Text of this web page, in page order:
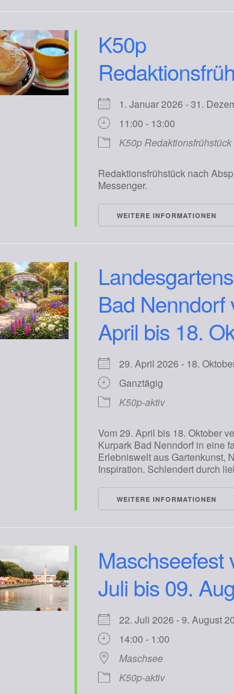
K50p
1. Januar 2026 - 31.
11:00 - 13:00
K50p Redaktionsfrühstück
Redaktionsfrühstück nach
Messenger.
WEITERE INFORMATIONEN
Bad Nenndorf
April bis 18.
29. April 2026 - 18.
Ganztägig
K50p-aktiv
Vom 29. April bis 18. Oktober
Kurpark Bad Nenndorf in eine
Erlebniswelt aus Gartenkunst,
Inspiration. Schlendert durch
WEITERE INFORMATIONEN
Maschseefest
Juli bis 09.
22. Juli 2026 - 9. August
14:00 - 1:00
Maschsee
K50p-aktiv